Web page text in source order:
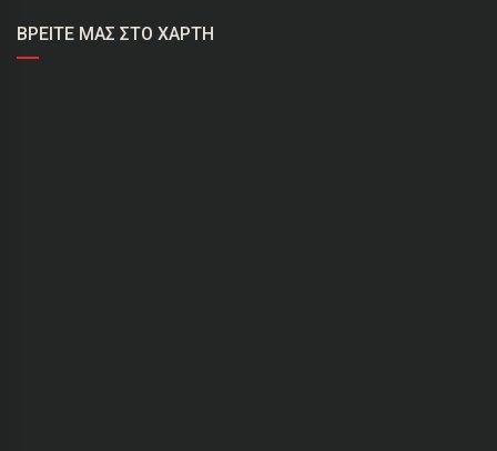
ΒΡΕΊΤΕ ΜΑΣ ΣΤΟ ΧΆΡΤΗ